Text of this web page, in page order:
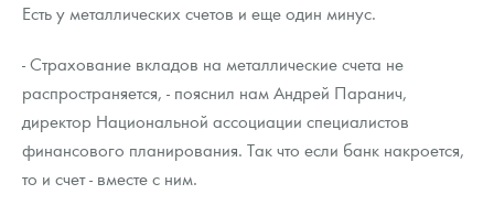
Есть у металлических счетов и еще один минус.
- Страхование вкладов на металлические счета не
распространяется, - пояснил нам Андрей Паранич,
директор Национальной ассоциации специалистов
финансового планирования. Так что если банк накроется,
то и счет - вместе с ним.